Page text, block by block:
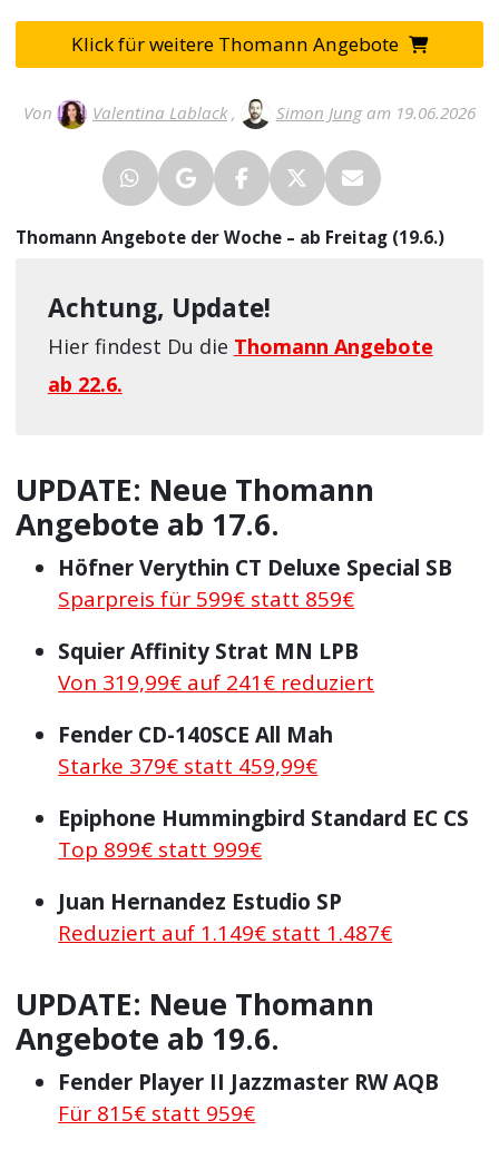
Klick für weitere Thomann Angebote
Von Valentina Lablack, Simon Jung am 19.06.2026
Thomann Angebote der Woche – ab Freitag (19.6.)
Achtung, Update!
Hier findest Du die Thomann Angebote
ab 22.6.
UPDATE: Neue Thomann
Angebote ab 17.6.
Höfner Verythin CT Deluxe Special SB
Sparpreis für 599€ statt 859€
Squier Affinity Strat MN LPB
Von 319,99€ auf 241€ reduziert
Fender CD-140SCE All Mah
Starke 379€ statt 459,99€
Epiphone Hummingbird Standard EC CS
Top 899€ statt 999€
Juan Hernandez Estudio SP
Reduziert auf 1.149€ statt 1.487€
UPDATE: Neue Thomann
Angebote ab 19.6.
Fender Player II Jazzmaster RW AQB
Für 815€ statt 959€